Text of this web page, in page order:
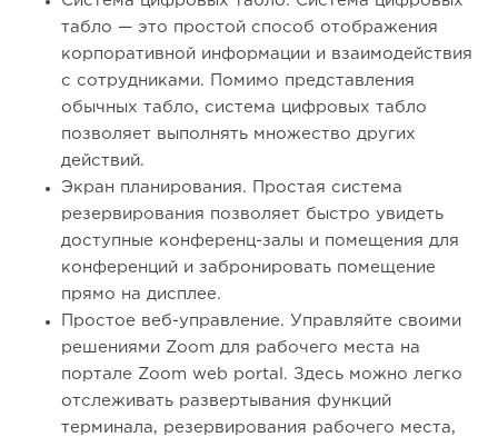
табло — это простой способ отображения
корпоративной информации и взаимодействия
с сотрудниками. Помимо представления
обычных табло, система цифровых табло
позволяет выполнять множество других
действий.
Экран планирования. Простая система
резервирования позволяет быстро увидеть
доступные конференц-залы и помещения для
конференций и забронировать помещение
прямо на дисплее.
Простое веб-управление. Управляйте своими
решениями Zoom для рабочего места на
портале Zoom web portal. Здесь можно легко
отслеживать развертывания функций
терминала, резервирования рабочего места,